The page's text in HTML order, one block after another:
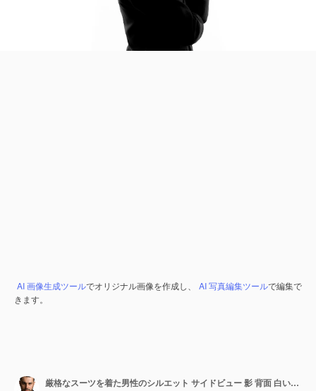
AI 画像生成ツールでオリジナル画像を作成し、 AI 写真編集ツールで編集で
きます。
厳格なスーツを着た男性のシルエット サイドビュー 影 背面 白い背景